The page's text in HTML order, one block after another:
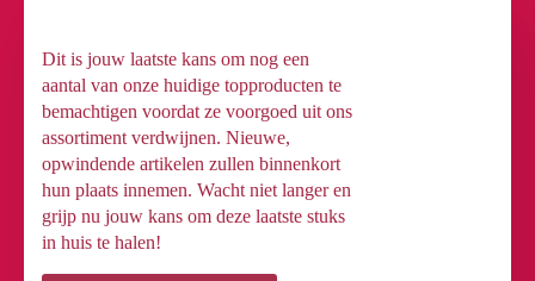
Dit is jouw laatste kans om nog een
aantal van onze huidige topproducten te
bemachtigen voordat ze voorgoed uit ons
assortiment verdwijnen. Nieuwe,
opwindende artikelen zullen binnenkort
hun plaats innemen. Wacht niet langer en
grijp nu jouw kans om deze laatste stuks
in huis te halen!